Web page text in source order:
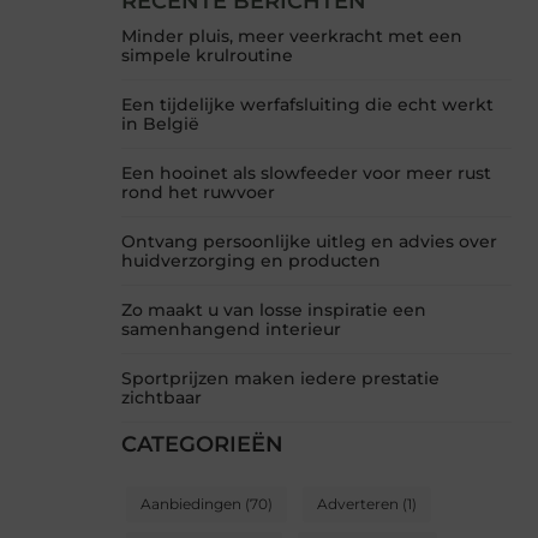
Minder pluis, meer veerkracht met een
simpele krulroutine
Een tijdelijke werfafsluiting die echt werkt
in België
Een hooinet als slowfeeder voor meer rust
rond het ruwvoer
Ontvang persoonlijke uitleg en advies over
huidverzorging en producten
Zo maakt u van losse inspiratie een
samenhangend interieur
Sportprijzen maken iedere prestatie
zichtbaar
CATEGORIEËN
Aanbiedingen (70) Adverteren (1)